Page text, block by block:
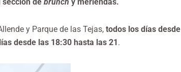
sección de brunch y meriendas.
y Parque de las Tejas, todos los días desde
desde las 18:30 hasta las 21 .